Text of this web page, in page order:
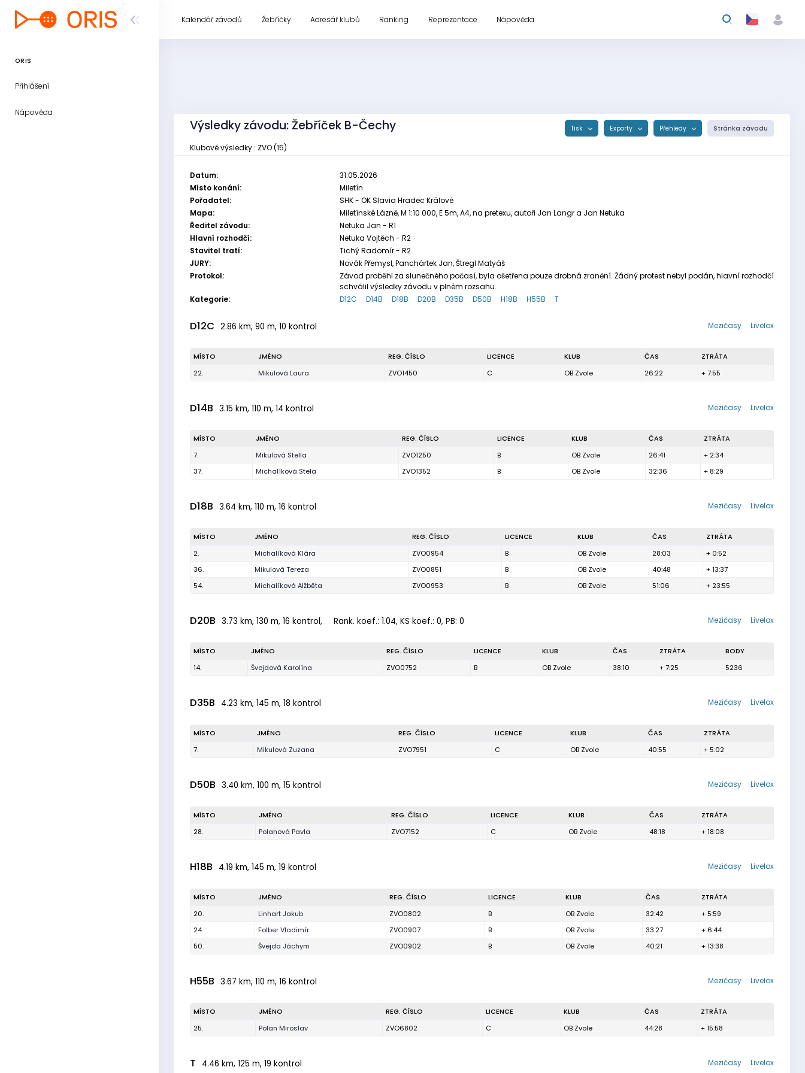
ORIS
Přihlášení
Nápověda
Kalendář závodů Žebříčky Adresář klubů Ranking Reprezentace Nápověda
Výsledky závodu: Žebříček B-Čechy Tisk Exporty Přehledy Stránka závodu
Klubové výsledky : ZVO (15)
Datum:
31.05.2026
Místo konání:
Miletín
Pořadatel:
SHK - OK Slavia Hradec Králové
Mapa:
Miletínské Lázně, M 1:10 000, E 5m, A4, na pretexu, autoři Jan Langr a Jan Netuka
Ředitel závodu:
Netuka Jan - R1
Hlavní rozhodčí:
Netuka Vojtěch - R2
Stavitel tratí:
Tichý Radomír - R2
JURY:
Novák Přemysl, Panchártek Jan, Štregl Matyáš
Protokol:
Závod proběhl za slunečného počasí, byla ošetřena pouze drobná zranění. Žádný protest nebyl podán, hlavní rozhodčí
schválil výsledky závodu v plném rozsahu.
Kategorie:
D12C D14B D18B D20B D35B D50B H18B H55B T
D12C 2.86 km, 90 m, 10 kontrol Livelox
Mezičasy
MÍSTO JMÉNO REG. ČÍSLO LICENCE KLUB ČAS
ZTRÁTA
22.
Mikulová Laura ZVO1450 C OB Zvole 26:22 + 7:55
D14B 3.15 km, 110 m, 14 kontrol Livelox
Mezičasy
MÍSTO JMÉNO REG. ČÍSLO LICENCE KLUB ČAS
ZTRÁTA
7.
Mikulová Stella ZVO1250 B OB Zvole 26:41
+ 2:34
37.
Michalíková Stela ZVO1352 B OB Zvole 32:36 + 8:29
D18B 3.64 km, 110 m, 16 kontrol Livelox
Mezičasy
MÍSTO JMÉNO REG. ČÍSLO LICENCE KLUB ČAS
ZTRÁTA
2.
Michalíková Klára ZVO0954 B OB Zvole 28:03
+ 0:52
36.
Mikulová Tereza ZVO0851 B OB Zvole 40:48
+ 13:37
54.
Michalíková Alžběta ZVO0953 B OB Zvole 51:06 + 23:55
D20B 3.73 km, 130 m, 16 kontrol, Rank. koef.: 1.04, KS koef.: 0, PB: 0 Livelox
Mezičasy
MÍSTO JMÉNO REG. ČÍSLO LICENCE KLUB ČAS ZTRÁTA
BODY
14.
Švejdová Karolína ZVO0752 B OB Zvole 38:10 + 7:25 5236
D35B 4.23 km, 145 m, 18 kontrol Livelox
Mezičasy
MÍSTO JMÉNO REG. ČÍSLO LICENCE KLUB ČAS
ZTRÁTA
7.
Mikulová Zuzana ZVO7951 C OB Zvole 40:55 + 5:02
D50B 3.40 km, 100 m, 15 kontrol Livelox
Mezičasy
MÍSTO JMÉNO REG. ČÍSLO LICENCE KLUB ČAS
ZTRÁTA
28.
Polanová Pavla ZVO7152 C OB Zvole 48:18 + 18:08
H18B 4.19 km, 145 m, 19 kontrol Livelox
Mezičasy
MÍSTO JMÉNO REG. ČÍSLO LICENCE KLUB ČAS
ZTRÁTA
20.
Linhart Jakub ZVO0802 B OB Zvole 32:42
+ 5:59
24.
Folber Vladimír ZVO0907 B OB Zvole 33:27
+ 6:44
50.
Švejda Jáchym ZVO0902 B OB Zvole 40:21 + 13:38
H55B 3.67 km, 110 m, 16 kontrol Livelox
Mezičasy
MÍSTO JMÉNO REG. ČÍSLO LICENCE KLUB ČAS
ZTRÁTA
25.
Polan Miroslav ZVO6802 C OB Zvole 44:28 + 15:58
T 4.46 km, 125 m, 19 kontrol Livelox
Mezičasy